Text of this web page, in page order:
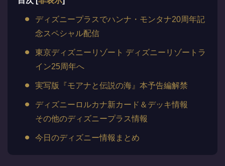
ディズニープラスでハンナ・モンタナ20周年記
念スペシャル配信
東京ディズニーリゾート ディズニーリゾートラ
イン25周年へ
実写版『モアナと伝説の海』本予告編解禁
ディズニーロルカナ新カード＆デッキ情報
その他のディズニープラス情報
今日のディズニー情報まとめ